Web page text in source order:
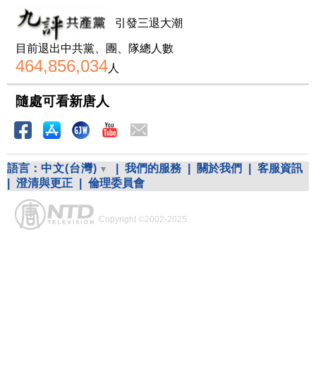
引發三退大潮
目前退出中共黨、團、隊總人數
464,856,034人
隨處可看新唐人
語言： 中文(台灣) 我們的服務 關於我們
客服資訊
澄清與更正 倫理委員會
Copyright ©2002-2025